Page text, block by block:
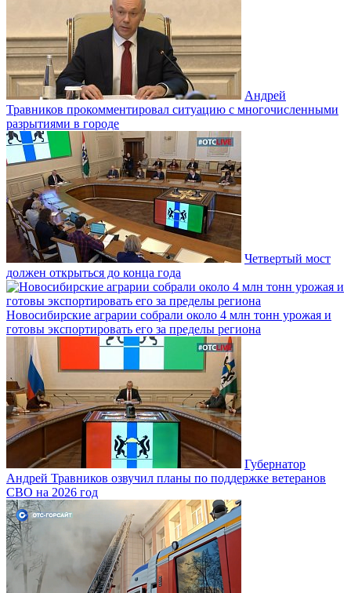
Андрей
Травников прокомментировал ситуацию с многочисленными
разрытиями в городе
Четвертый мост
должен открыться до конца года
Новосибирские аграрии собрали около 4 млн тонн урожая и
готовы экспортировать его за пределы региона
Губернатор
Андрей Травников озвучил планы по поддержке ветеранов
СВО на 2026 год